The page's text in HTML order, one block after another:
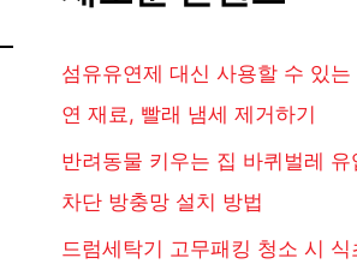
섬유유연제 대신 사용할 수 있는
연 재료, 빨래 냄세 제거하기
반려동물 키우는 집 바퀴벌레 유
차단 방충망 설치 방법
드럼세탁기 고무패킹 청소 시 식